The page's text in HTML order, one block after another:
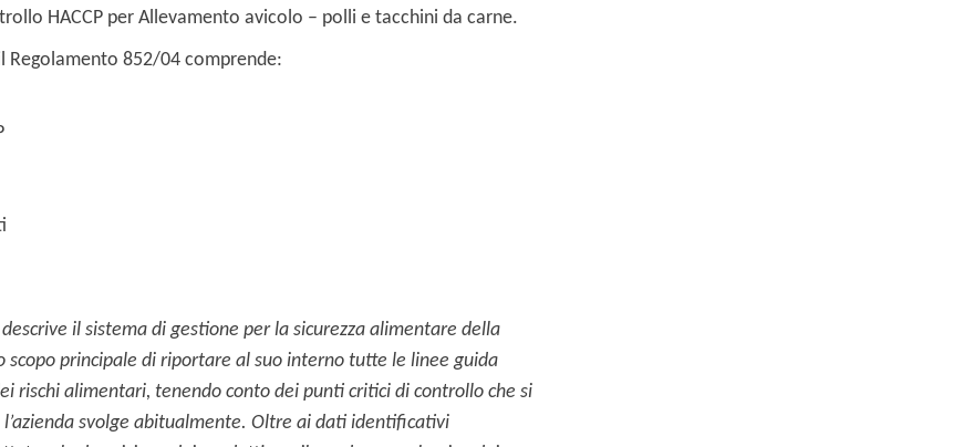
HACCP per Allevamento avicolo – polli e tacchini da carne.
Regolamento 852/04 comprende:
descrive il sistema di gestione per la sicurezza alimentare della
scopo principale di riportare al suo interno tutte le linee guida
rischi alimentari, tenendo conto dei punti critici di controllo che si
svolge abitualmente. Oltre ai dati identificativi